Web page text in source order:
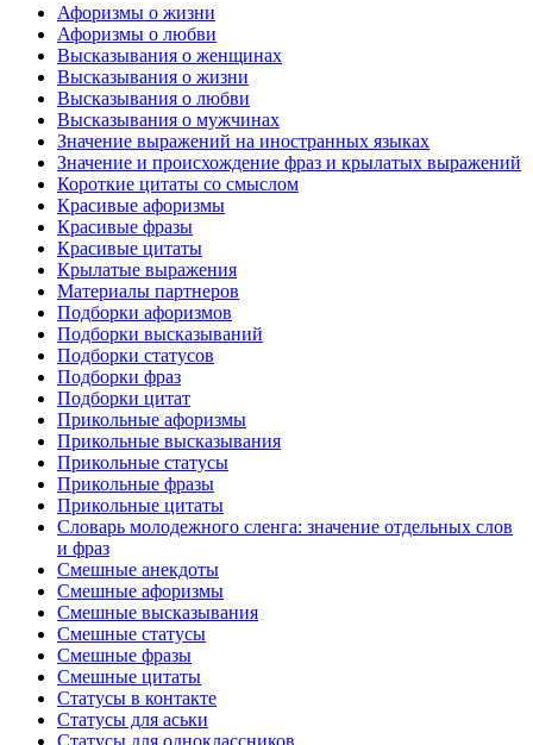
Афоризмы о жизни
Афоризмы о любви
Высказывания о женщинах
Высказывания о жизни
Высказывания о любви
Высказывания о мужчинах
Значение выражений на иностранных языках
Значение и происхождение фраз и крылатых выражений
Короткие цитаты со смыслом
Красивые афоризмы
Красивые фразы
Красивые цитаты
Крылатые выражения
Материалы партнеров
Подборки афоризмов
Подборки высказываний
Подборки статусов
Подборки фраз
Подборки цитат
Прикольные афоризмы
Прикольные высказывания
Прикольные статусы
Прикольные фразы
Прикольные цитаты
Словарь молодежного сленга: значение отдельных слов
и фраз
Смешные анекдоты
Смешные афоризмы
Смешные высказывания
Смешные статусы
Смешные фразы
Смешные цитаты
Статусы в контакте
Статусы для аськи
Статусы для одноклассников